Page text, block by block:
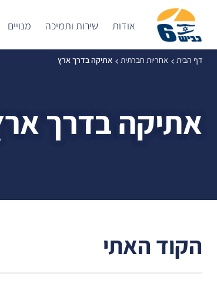
אודות שירות ותמיכה מנויים
דף הבית אחריות חברתית אתיקה בדרך ארץ
אתיקה בדרך
הקוד האתי